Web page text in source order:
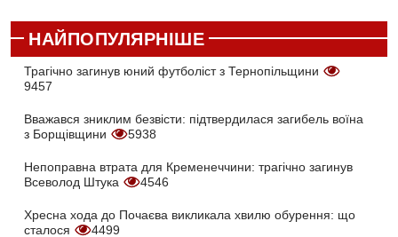
НАЙПОПУЛЯРНІШЕ
Трагічно загинув юний футболіст з Тернопільщини
9457
Вважався зниклим безвісти: підтвердилася загибель воїна
з Борщівщини
5938
Непоправна втрата для Кременеччини: трагічно загинув
Всеволод Штука
4546
Хресна хода до Почаєва викликала хвилю обурення: що
сталося
4499